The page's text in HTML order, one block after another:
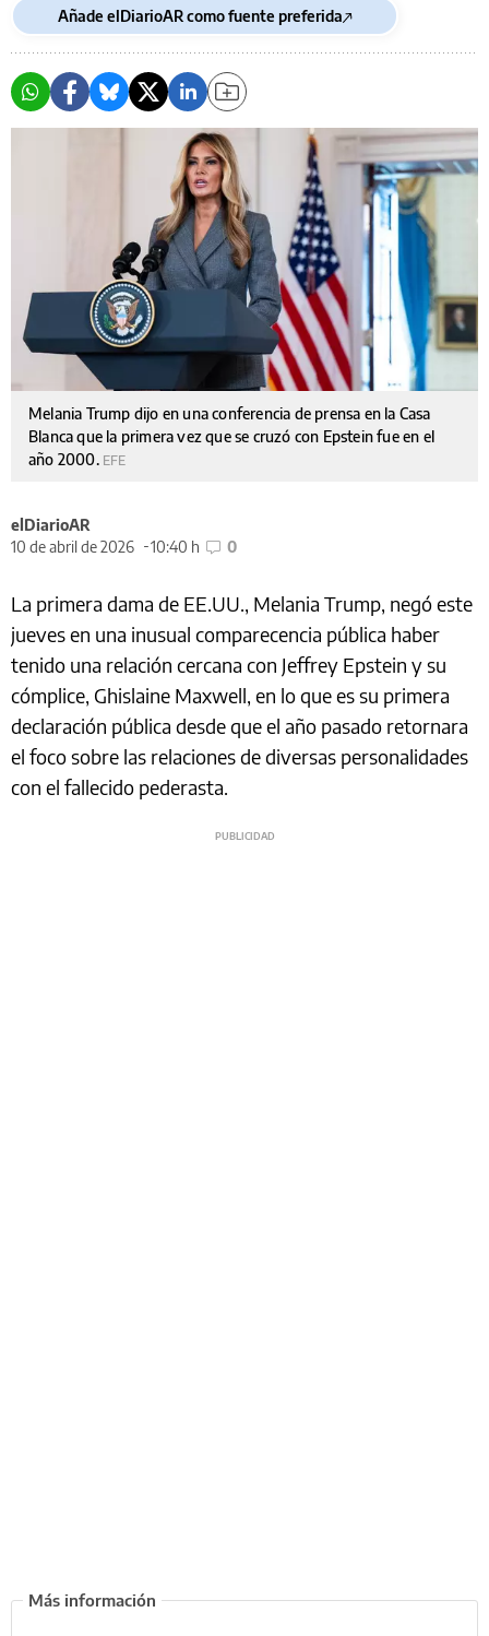
Añade elDiarioAR como fuente preferida
Melania Trump dijo en una conferencia de prensa en la Casa
Blanca que la primera vez que se cruzó con Epstein fue en el
año 2000. EFE
elDiarioAR
10 de abril de 2026
10:40 h 0
La primera dama de EE.UU., Melania Trump, negó este
jueves en una inusual comparecencia pública haber
tenido una relación cercana con Jeffrey Epstein y su
cómplice, Ghislaine Maxwell, en lo que es su primera
declaración pública desde que el año pasado retornara
el foco sobre las relaciones de diversas personalidades
con el fallecido pederasta.